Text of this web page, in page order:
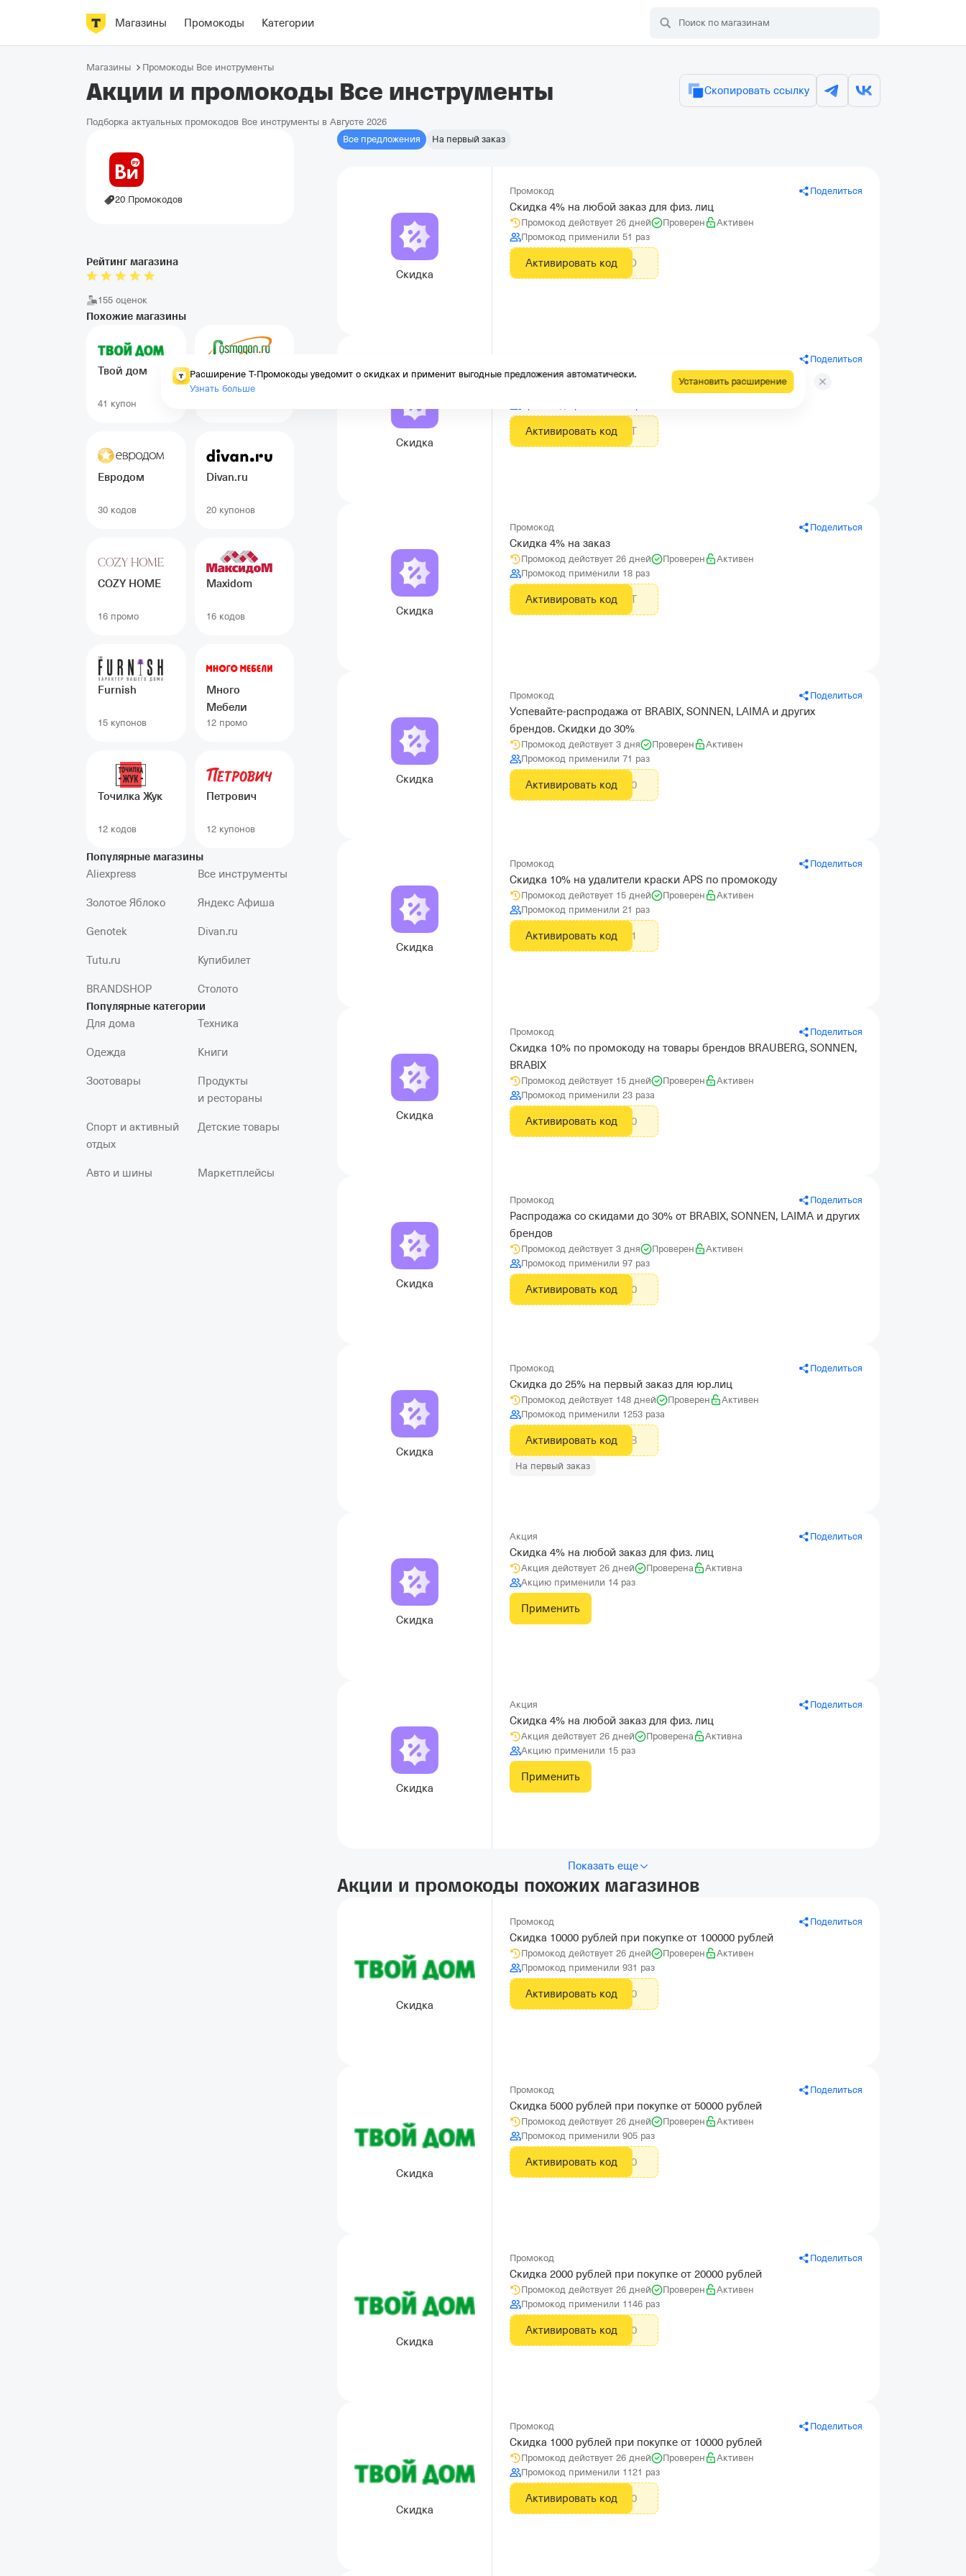
Магазины Промокоды Категории
Магазины Промокоды Все инструменты
Акции и промокоды Все инструменты
Подборка актуальных промокодов Все инструменты в Августе 2026
Скопировать ссылку
Все предложения На первый заказ
Скидка
Промокод Поделиться
Скидка 4% на любой заказ для физ. лиц
Промокод действует 26 дней Проверен
Активен
Промокод применили 51 раз
Активировать код
ZNAA9EZO
Скидка
Поделиться
Скидка 4% на любой заказ для физ. лиц
Проверен
Активен
Активировать код
ZN9XAWBT
Скидка
Промокод Поделиться
Скидка 4% на заказ
Промокод действует 26 дней Проверен
Активен
Промокод применили 18 раз
Активировать код
ZN9XAWBT
Скидка
Промокод Поделиться
Успевайте-распродажа от BRABIX, SONNEN, LAIMA и других
брендов. Скидки до 30%
Промокод действует 3 дня Проверен
Активен
Промокод применили 71 раз
Активировать код
30S41E30
Скидка
Промокод Поделиться
Скидка 10% на удалители краски APS по промокоду
Промокод действует 15 дней Проверен
Активен
Промокод применили 21 раз
Активировать код
A10P10S1
Скидка
Промокод Поделиться
Скидка 10% по промокоду на товары брендов BRAUBERG, SONNEN,
BRABIX
Промокод действует 15 дней Проверен
Активен
Промокод применили 23 раза
Активировать код
S4101E10
Скидка
Промокод Поделиться
Распродажа со скидами до 30% от BRABIX, SONNEN, LAIMA и других
брендов
Промокод действует 3 дня Проверен
Активен
Промокод применили 97 раз
Активировать код
30S41E30
Скидка
Промокод Поделиться
Скидка до 25% на первый заказ для юр.лиц
Промокод действует 148 дней Проверен
Активен
Промокод применили 1253 раза
Активировать код
EWN25B2B
На первый заказ
Скидка
Акция Поделиться
Скидка 4% на любой заказ для физ. лиц
Акция действует 26 дней Проверена
Активна
Акцию применили 14 раз
Применить
Скидка
Акция Поделиться
Скидка 4% на любой заказ для физ. лиц
Акция действует 26 дней Проверена
Активна
Акцию применили 15 раз
Применить
Показать еще
Акции и промокоды похожих магазинов
Скидка
Промокод Поделиться
Скидка 10000 рублей при покупке от 100000 рублей
Промокод действует 26 дней Проверен
Активен
Промокод применили 931 раз
Активировать код
CITYADS10000
Скидка
Промокод Поделиться
Скидка 5000 рублей при покупке от 50000 рублей
Промокод действует 26 дней Проверен
Активен
Промокод применили 905 раз
Активировать код
CITYADS5000
Скидка
Промокод Поделиться
Скидка 2000 рублей при покупке от 20000 рублей
Промокод действует 26 дней Проверен
Активен
Промокод применили 1146 раз
Активировать код
CITYADS2000
Скидка
Промокод Поделиться
Скидка 1000 рублей при покупке от 10000 рублей
Промокод действует 26 дней Проверен
Активен
Промокод применили 1121 раз
Активировать код
CITYADS1000
20 Промокодов
Рейтинг магазина
155 оценок
Похожие магазины
Твой дом
41 купон
Космогон
Евродом
30 кодов
Divan.ru
20 купонов
COZY HOME
16 промо
Maxidom
16 кодов
Furnish
15 купонов
Много
Мебели
12 промо
Точилка Жук
12 кодов
Петрович
12 купонов
Популярные магазины
Aliexpress Все инструменты
Золотое Яблоко Яндекс Афиша
Genotek Divan.ru
Tutu.ru Купибилет
BRANDSHOP Столото
Популярные категории
Для дома Техника
Одежда Книги
Зоотовары
Продукты
и рестораны
Спорт и активный
отдых
Детские товары
Авто и шины Маркетплейсы
Расширение Т-Промокоды уведомит о скидках и применит выгодные предложения автоматически.
Узнать больше
Установить расширение